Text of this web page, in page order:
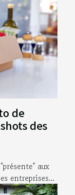
de
des
aux
entreprises...